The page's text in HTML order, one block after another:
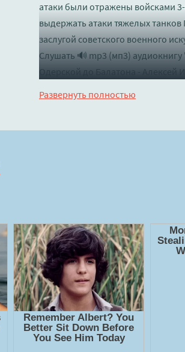
атаки были отражены войсками
выдержать атаки тяжелых танков
заслугой советского военного
Слушать 🔊 mp3 (мп3)
Одерской до Балатона - Алексей
Развернуть полностью